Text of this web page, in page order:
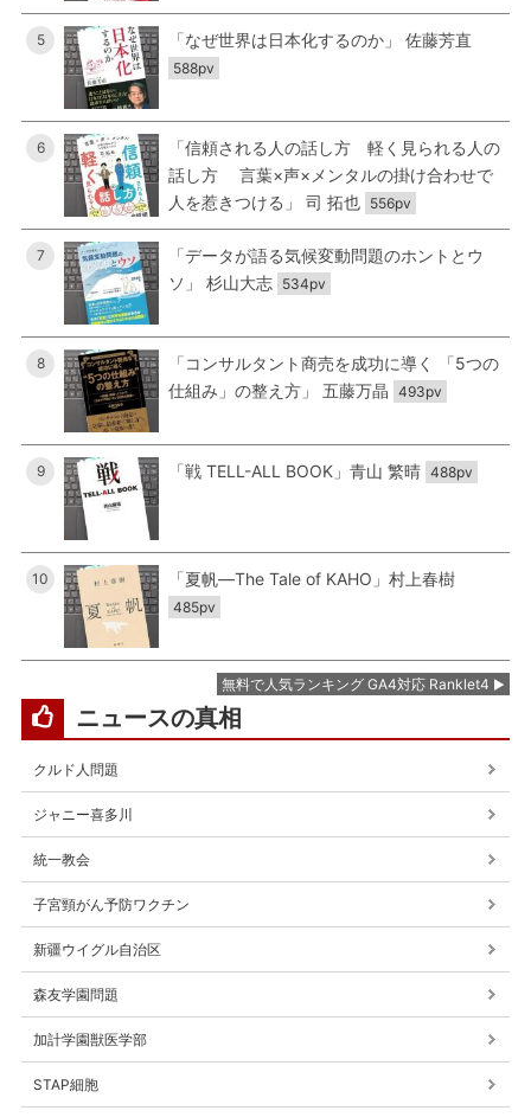
5 「なぜ世界は日本化するのか」 佐藤芳直
588pv
6
「信頼される人の話し方 軽く見られる人の
話し方 言葉×声×メンタルの掛け合わせで
人を惹きつける」 司 拓也 556pv
7
「データが語る気候変動問題のホントとウ
ソ」 杉山大志 534pv
8
「コンサルタント商売を成功に導く 「5つの
仕組み」の整え方」 五藤万晶 493pv
9 「戦 TELL-ALL BOOK」青山 繁晴 488pv
10 「夏帆―The Tale of KAHO」村上春樹
485pv
無料で人気ランキング GA4対応 Ranklet4
ニュースの真相
クルド人問題
ジャニー喜多川
統一教会
子宮頸がん予防ワクチン
新疆ウイグル自治区
森友学園問題
加計学園獣医学部
STAP細胞